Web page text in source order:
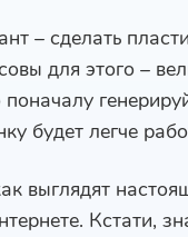
– сделать
для этого –
будет легче
выглядят
Кстати,